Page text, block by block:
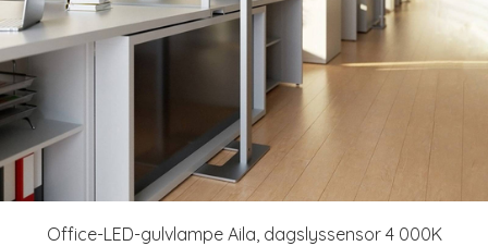
Office-LED-gulvlampe Aila, dagslyssensor 4 000K